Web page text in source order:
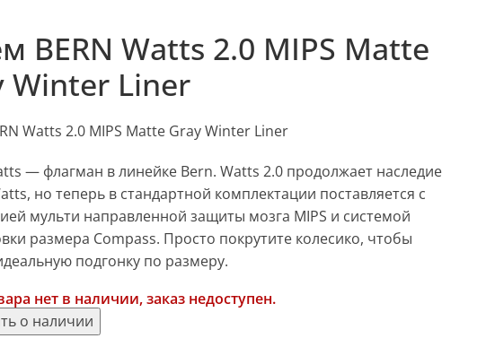
BERN Watts 2.0 MIPS Matte
Winter Liner
Watts 2.0 MIPS Matte Gray Winter Liner
— флагман в линейке Bern. Watts 2.0 продолжает наследие
но теперь в стандартной комплектации поставляется с
мульти направленной защиты мозга MIPS и системой
размера Compass. Просто покрутите колесико, чтобы
подгонку по размеру.
нет в наличии, заказ недоступен.